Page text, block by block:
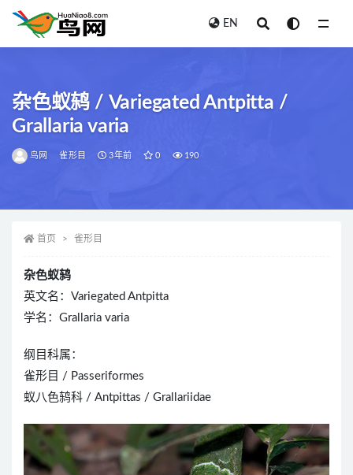
EN
杂色蚁鸫 / Variegated Antpitta /
Grallaria varia
鸟网 雀形目 3年前 0 190
首页 雀形目
杂色蚁鸫
英文名：Variegated Antpitta
学名：Grallaria varia
纲目科属：
雀形目 / Passeriformes
蚁八色鸫科 / Antpittas / Grallariidae